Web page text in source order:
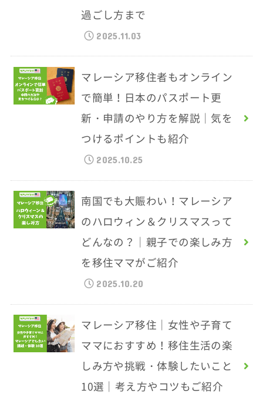
過ごし方まで
2025.11.03
マレーシア移住者もオンライン
で簡単！日本のパスポート更
新・申請のやり方を解説｜気を
つけるポイントも紹介
2025.10.25
南国でも大賑わい！マレーシア
のハロウィン＆クリスマスって
どんなの？｜親子での楽しみ方
を移住ママがご紹介
2025.10.20
マレーシア移住｜女性や子育て
ママにおすすめ！移住生活の楽
しみ方や挑戦・体験したいこと
10選｜考え方やコツもご紹介